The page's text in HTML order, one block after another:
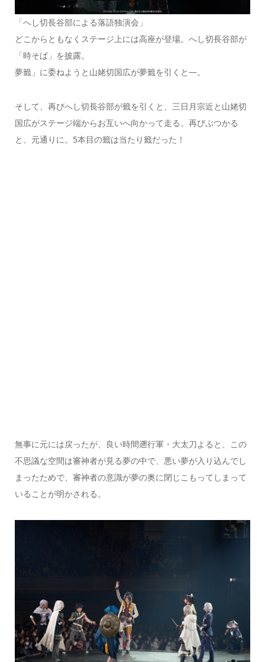
「へし切長谷部による落語独演会」
どこからともなくステージ上には高座が登場。へし切長谷部が
「時そば」を披露。
夢籤」に委ねようと山姥切国広が夢籤を引くと—。
そして、再びへし切長谷部が籤を引くと、三日月宗近と山姥切
国広がステージ端からお互いへ向かって走る。再びぶつかる
と、元通りに。5本目の籤は当たり籤だった！
無事に元には戻ったが、良い時間遡行軍・大太刀よると、この
不思議な空間は審神者が見る夢の中で、悪い夢が入り込んでし
まったためで、審神者の意識が夢の奥に閉じこもってしまって
いることが明かされる。